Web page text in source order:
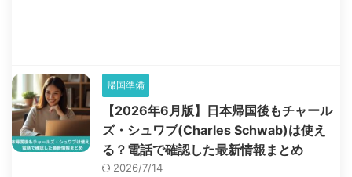
帰国準備
【2026年6月版】日本帰国後もチャール
ズ・シュワブ(Charles Schwab)は使え
る？電話で確認した最新情報まとめ
2026/7/14